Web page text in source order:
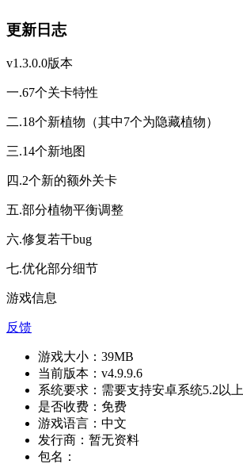
更新日志
v1.3.0.0版本
一.67个关卡特性
二.18个新植物（其中7个为隐藏植物）
三.14个新地图
四.2个新的额外关卡
五.部分植物平衡调整
六.修复若干bug
七.优化部分细节
游戏信息
反馈
游戏大小： 39MB
当前版本： v4.9.9.6
系统要求： 需要支持安卓系统5.2以上
是否收费： 免费
游戏语言： 中文
发行商： 暂无资料
包名：